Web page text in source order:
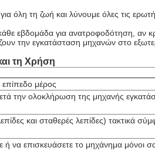
όλη τη ζωή και λύνουμε όλες τις
εβδομάδα για ανατροφοδότηση,
την εγκατάσταση μηχανών στο
τη Χρήση
μέρος
την ολοκλήρωση της μηχανής
και σταθερές λεπίδες) τακτικά
να επισκευάσετε το μηχάνημα μόνοι